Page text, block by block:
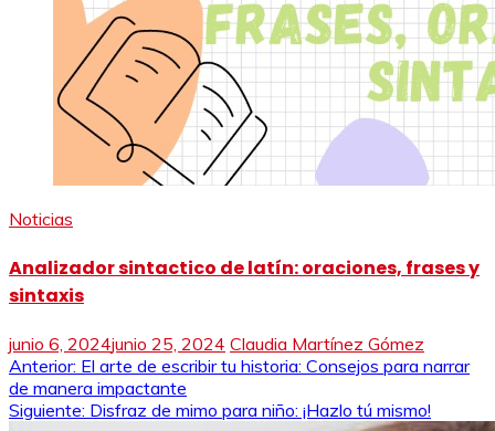
Noticias
Analizador sintactico de latín: oraciones, frases y
sintaxis
junio 6, 2024junio 25, 2024 Claudia Martínez Gómez
Navegación
de
Anterior: El arte de escribir tu historia: Consejos para narrar
de manera impactante
Siguiente: Disfraz de mimo para niño: ¡Hazlo tú mismo!